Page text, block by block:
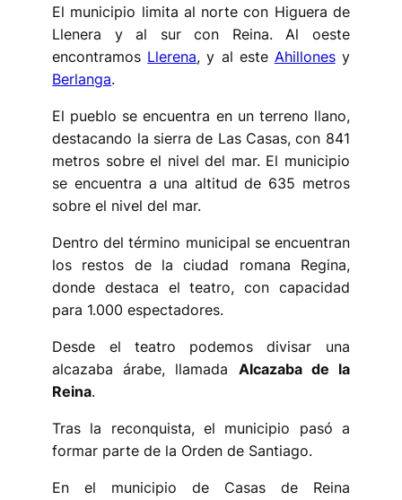
El municipio limita al norte con Higuera de
Llenera y al sur con Reina. Al oeste
encontramos Llerena, y al este Ahillonesy
Berlanga.
El pueblo se encuentra en un terreno llano,
destacando la sierra de Las Casas, con 841
metros sobre el nivel del mar. El municipio
se encuentra a una altitud de 635 metros
sobre el nivel del mar.
Dentro del término municipal se encuentran
los restos de la ciudad romana Regina,
donde destaca el teatro, con capacidad
para 1.000 espectadores.
Desde el teatro podemos divisar una
alcazaba árabe, llamada Alcazaba de la
Reina.
Tras la reconquista, el municipio pasó a
formar parte de la Orden de Santiago.
En el municipio de Casas de Reina